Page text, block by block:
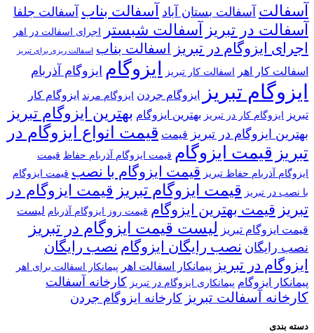
آسفالت آسفالت بستان آباد آسفالت بناب آسفالت جلفا
آسفالت در تبریز آسفالت شبستر اجرای اسفالت در اهر
اجرای ایزوگام در تبریز اسفالت بناب اسفالت ریزی برای تبریز
اسفالت کار اهر اسفالت کار تبریز ایزوگام ایزوگام آذربام
ایزوگام تبریز ایزوگام جردن ایزوگام مرند ایزوگام کار
تبریز ایزوگام کار در تبریز بهترین ایزوگام بهترین ایزوگام تبریز
بهترین ایزوگام در تبریز قیمت قیمت انواع ایزوگام در
تبریز قیمت ایزوگام قیمت ایزوگام آذربام حفاظ قیمت
ایزوگام آذربام حفاظ تبریز قیمت ایزوگام با نصب قیمت ایزوگام
با نصب در تبریز قیمت ایزوگام تبریز قیمت ایزوگام در
تبریز قیمت بهترین ایزوگام قیمت روز ایزوگام آذربام لیست
قیمت ایزوگام تبریز لیست قیمت ایزوگام در تبریز
نصب رایگان نصب رایگان ایزوگام نصب رایگان
ایزوگام در تبریز پیمانکار اسفالت اهر پیمانکار اسفالت برای اهر
پیمانکار ایزوگام پیمانکاری ایزوگام در تبریز کارخانه آسفالت
کارخانه آسفالت تبریز کارخانه ایزوگام جردن
دسته بندی